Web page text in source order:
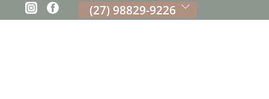
(27) 98829-9226